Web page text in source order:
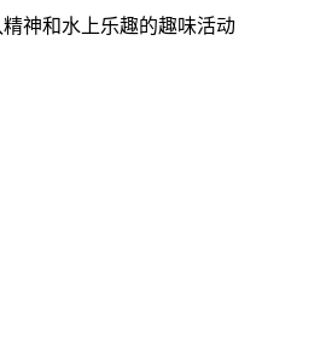
神和水上乐趣的趣味活动